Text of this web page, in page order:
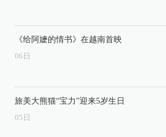
《给阿嬷的情书》在越南首映
06 日
旅美大熊猫“宝力”迎来5岁生日
05 日